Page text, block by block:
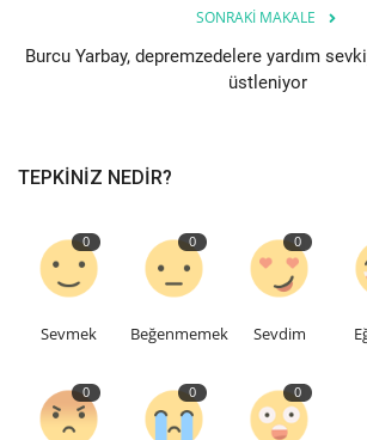
Pazaryeri
Sağlık
Teknoloji
Etkinlik
Galeri
SONRAKI MAKALE
Burcu Yarbay, depremzedelere yardım
üstleniyor
TEPKINIZ NEDIR?
0
Sevmek
0
Beğenmemek
0
Sevdim
0 0 0